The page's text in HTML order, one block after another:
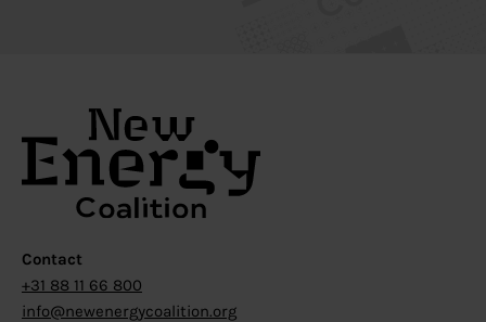
Contact
+31 88 11 66 800
info@newenergycoalition.org